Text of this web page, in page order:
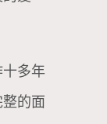
多年
的面